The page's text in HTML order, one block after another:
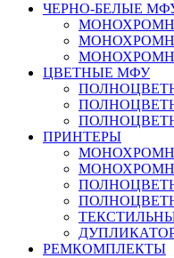
ЧЕРНО-БЕЛЫЕ
ЦВЕТНЫЕ МФУ
ПРИНТЕРЫ
РЕМКОМПЛЕКТЫ